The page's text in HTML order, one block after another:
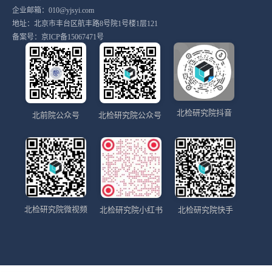
企业邮箱：010@yjsyi.com
地址：北京市丰台区航丰路8号院1号楼1层121
备案号： 京ICP备15067471号
北前院公众号 北检研究院公众号 北检研究院抖音
北检研究院微视频 北检研究院小红书 北检研究院快手